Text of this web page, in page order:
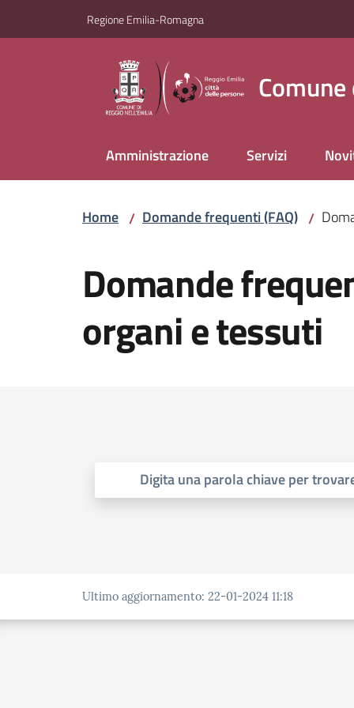
Regione Emilia-Romagna
Amministrazione Servizi
Home / Domande frequenti (FAQ) /
Domande
organi e tessuti
Digita una parola chiave per
Ultimo aggiornamento: 22-01-2024 11:18